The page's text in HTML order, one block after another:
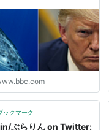
ックマーク
ぶらりん on Twitter: